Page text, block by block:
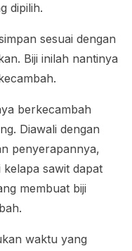
dipilih.
sesuai dengan
Biji inilah nantinya
berkecambah
Diawali dengan
penyerapannya,
kelapa sawit dapat
membuat biji
waktu yang